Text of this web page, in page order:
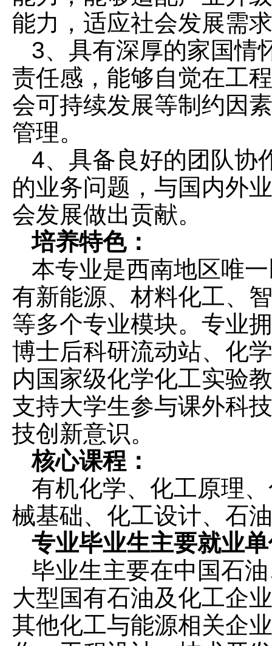
能力，适应社会发展需
3、具有深厚的家国情
责任感，能够自觉在工
会可持续发展等制约因
管理。
4、具备良好的团队协
的业务问题，与国内外
会发展做出贡献。
培养特色：
本专业是西南地区唯
有新能源、材料化工、
等多个专业模块。专业
博士后科研流动站、化
内国家级化学化工实验
支持大学生参与课外科
技创新意识。
核心课程：
有机化学、化工原理
械基础、化工设计、石
专业毕业生主要就业
毕业生主要在中国石
大型国有石油及化工企
其他化工与能源相关企